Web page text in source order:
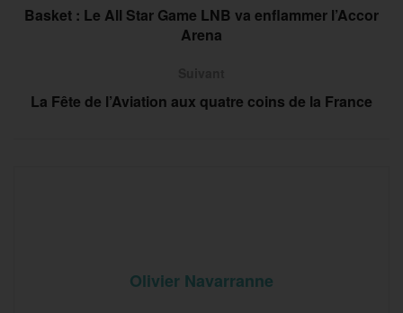
Basket : Le All Star Game LNB va enflammer l’Accor
Arena
La Fête de l’Aviation aux quatre coins de la France
Olivier Navarranne